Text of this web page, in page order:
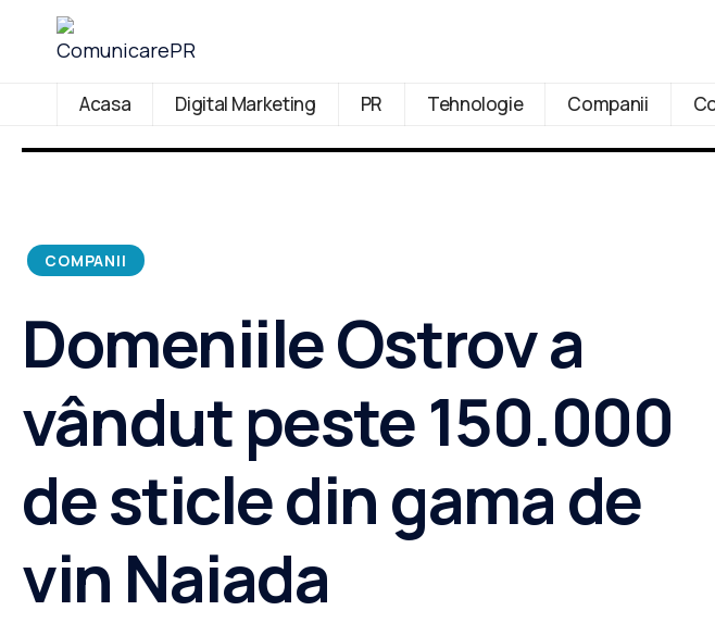
Acasa Digital Marketing PR Tehnologie Companii
COMPANII
Domeniile Ostrov a
vândut peste 150.000
de sticle din gama de
vin Naiada